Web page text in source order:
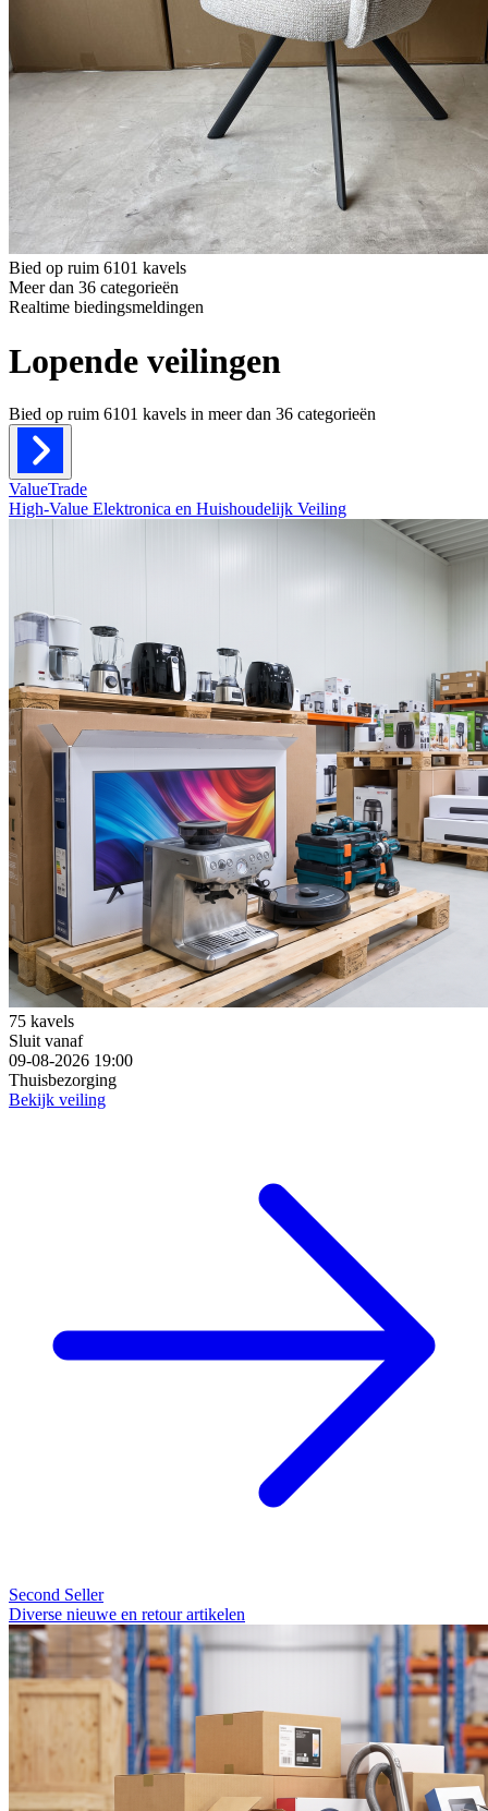
Bied op ruim 6101 kavels
Meer dan 36 categorieën
Realtime biedingsmeldingen
Lopende veilingen
Bied op ruim 6101 kavels in meer dan 36 categorieën
ValueTrade
High-Value Elektronica en Huishoudelijk Veiling
75 kavels
Sluit vanaf
09-08-2026 19:00
Thuisbezorging
Bekijk veiling
Second Seller
Diverse nieuwe en retour artikelen